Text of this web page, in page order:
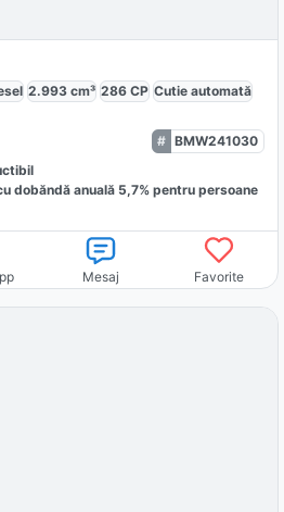
2.993 cm³ 286 CP Cutie automată
BMW241030
dobăndă anuală 5,7% pentru persoane
Mesaj Favorite